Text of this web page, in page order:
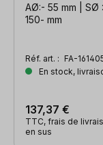
AØ:- 55 mm | SØ
150- mm
Réf. art. : FA-
En stock,
137,37 €
TTC, frais de
en sus